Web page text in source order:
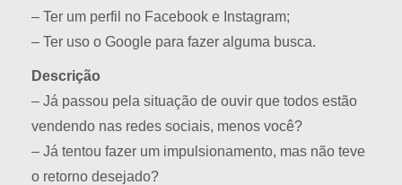
– Ter um perfil no Facebook e Instagram;
– Ter uso o Google para fazer alguma busca.
Descrição
– Já passou pela situação de ouvir que todos estão
vendendo nas redes sociais, menos você?
– Já tentou fazer um impulsionamento, mas não teve
o retorno desejado?